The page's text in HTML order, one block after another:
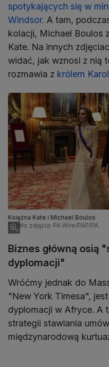
spotykających się w
Windsor. A tam,
kolacji, Michael Boulos
Kate. Na innych
widać, jak wznosi z nią
rozmawia z królem
Księżna Kate i Michael Boulos
Źródło zdjęcia: PA Wire/PAP/PA
Biznes główną osią
dyplomacji"
Wróćmy jednak do
"New York Timesa",
dyplomacji w Afryce. A
strategii stawiania
międzynarodową